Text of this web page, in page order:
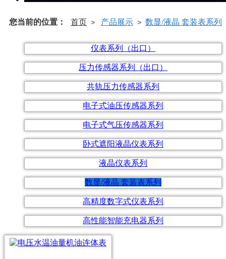
您当前的位置： 首页 > 产品展示 > 数显/液晶 套装表系列
仪表系列（出口）
压力传感器系列（出口）
共轨压力传感器系列
电子式油压传感器系列
电子式气压传感器系列
卧式遮阳液晶仪表系列
液晶仪表系列
数显/液晶 套装表系列
高精度数字式仪表系列
高性能智能充电器系列